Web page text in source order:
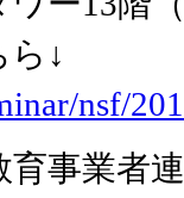
↓
nsf/
事業者